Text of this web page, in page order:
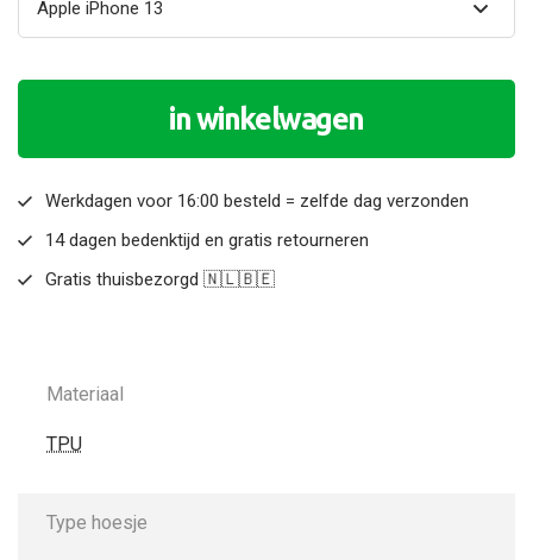
in winkelwagen
Werkdagen voor 16:00 besteld = zelfde dag verzonden
14 dagen bedenktijd en gratis retourneren
Gratis thuisbezorgd 🇳🇱🇧🇪
Materiaal
TPU
Type hoesje